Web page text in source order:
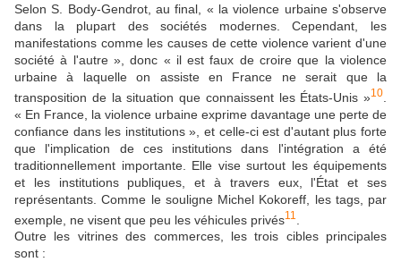
Selon S. Body-Gendrot, au final, « la violence urbaine s'observe
dans la plupart des sociétés modernes. Cependant, les
manifestations comme les causes de cette violence varient d'une
société à l'autre », donc « il est faux de croire que la violence
urbaine à laquelle on assiste en France ne serait que la
transposition de la situation que connaissent les États-Unis »10
« En France, la violence urbaine exprime davantage une perte de
confiance dans les institutions », et celle-ci est d'autant plus forte
que l'implication de ces institutions dans l'intégration a été
traditionnellement importante. Elle vise surtout les équipements
et les institutions publiques, et à travers eux, l'État et ses
représentants. Comme le souligne Michel Kokoreff, les tags, par
exemple, ne visent que peu les véhicules privés11
Outre les vitrines des commerces, les trois cibles principales
sont :